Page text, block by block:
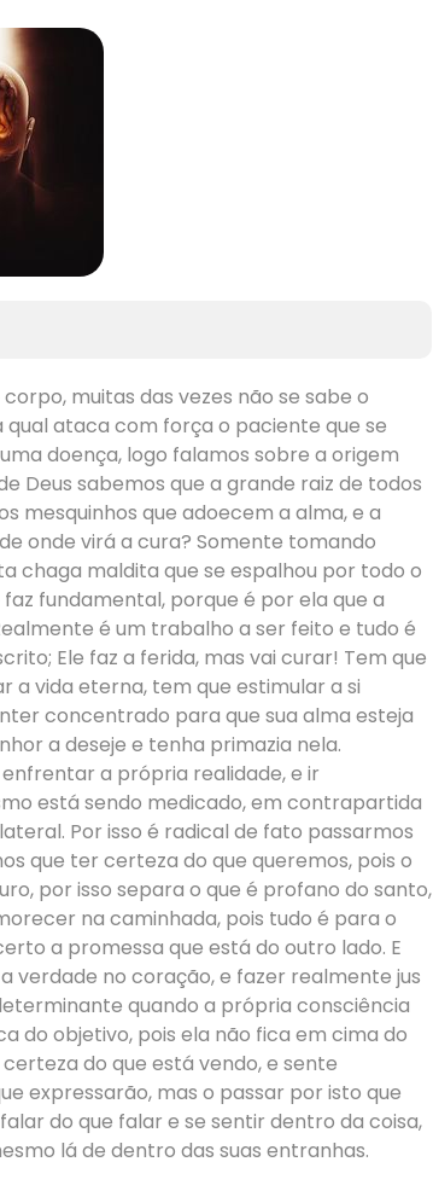
muitas das vezes não se sabe o
ataca com força o paciente que se
doença, logo falamos sobre a origem
Deus sabemos que a grande raiz de todos
mesquinhos que adoecem a alma, e a
onde virá a cura? Somente tomando
chaga maldita que se espalhou por todo o
fundamental, porque é por ela que a
é um trabalho a ser feito e tudo é
Ele faz a ferida, mas vai curar! Tem que
a vida eterna, tem que estimular a si
concentrado para que sua alma esteja
a deseje e tenha primazia nela.
a própria realidade, e ir
está sendo medicado, em contrapartida
Por isso é radical de fato passarmos
que ter certeza do que queremos, pois o
por isso separa o que é profano do santo,
na caminhada, pois tudo é para o
a promessa que está do outro lado. E
verdade no coração, e fazer realmente jus
quando a própria consciência
do objetivo, pois ela não fica em cima do
do que está vendo, e sente
expressarão, mas o passar por isto que
do que falar e se sentir dentro da coisa,
lá de dentro das suas entranhas.